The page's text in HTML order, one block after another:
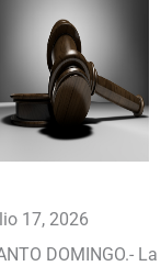
17, 2026
DOMINGO.- La